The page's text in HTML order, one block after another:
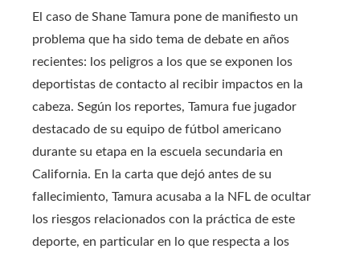
El caso de Shane Tamura pone de manifiesto un
problema que ha sido tema de debate en años
recientes: los peligros a los que se exponen los
deportistas de contacto al recibir impactos en la
cabeza. Según los reportes, Tamura fue jugador
destacado de su equipo de fútbol americano
durante su etapa en la escuela secundaria en
California. En la carta que dejó antes de su
fallecimiento, Tamura acusaba a la NFL de ocultar
los riesgos relacionados con la práctica de este
deporte, en particular en lo que respecta a los